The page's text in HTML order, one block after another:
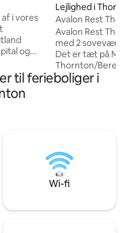
i vores
og
og
fra M1
og en
Lejlighed i
Avalon Rest
Avalon Rest
med 2
Det er tæt på M1
Thornton/
Green Hills
Hospital. Newcastle ligger 30 minutter
Mindst 3 nætter,
Weekender efter
nødvendigt.
poolhegn, se
til ferieboliger i
Wi-fi